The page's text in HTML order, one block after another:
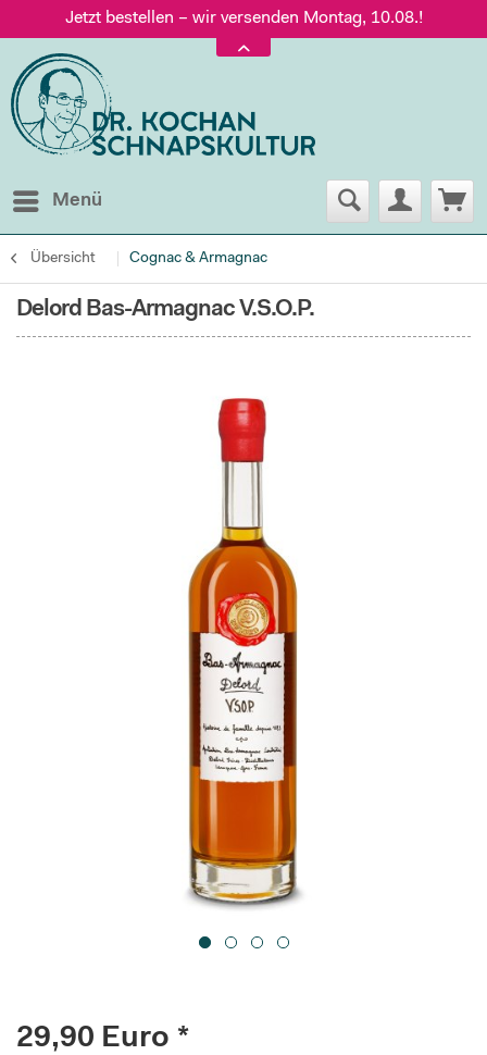
Jetzt bestellen – wir versenden Montag, 10.08.!
Versand nur 5,60 €, gratis ab 95 € Warenwert
Jetzt bestellen – wir versenden Montag, 10.08.!
Menü
Übersicht Cognac & Armagnac
Delord Bas-Armagnac V.S.O.P.
29,90 Euro *